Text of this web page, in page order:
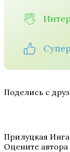
Супер
Поделись с
Прилуцкая
Оцените автора